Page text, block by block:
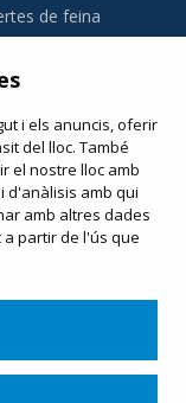
i els anuncis, oferir
del lloc. També
el nostre lloc amb
d'anàlisis amb qui
amb altres dades
partir de l'ús que
de feina
e-ticket